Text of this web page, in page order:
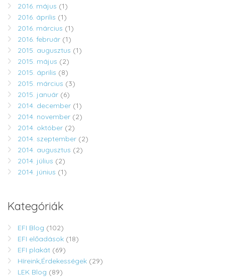
2016. május (1)
2016. április (1)
2016. március (1)
2016. február (1)
2015. augusztus (1)
2015. május (2)
2015. április (8)
2015. március (3)
2015. január (6)
2014. december (1)
2014. november (2)
2014. október (2)
2014. szeptember (2)
2014. augusztus (2)
2014. július (2)
2014. június (1)
Kategóriák
EFI Blog (102)
EFI előadások (18)
EFI plakát (69)
Híreink,Érdekességek (29)
LEK Blog (89)